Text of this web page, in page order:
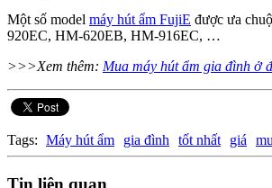
Một số model máy hút ẩm FujiE được ưa
920EC, HM-620EB, HM-916EC, …
>>>Xem thêm: Mua máy hút ẩm gia đình ở
Tags: Máy hút ẩm gia đình tốt nhất giá
Tin liên quan